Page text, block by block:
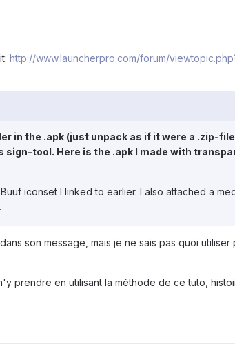
http://www.launcherpro.com/forum/
in the .apk (just unpack as if it were a .zip-
tool. Here is the .apk I made with
iconset I linked to earlier. I also attached a
son message, mais je ne sais pas quoi utiliser
prendre en utilisant la méthode de ce tuto,